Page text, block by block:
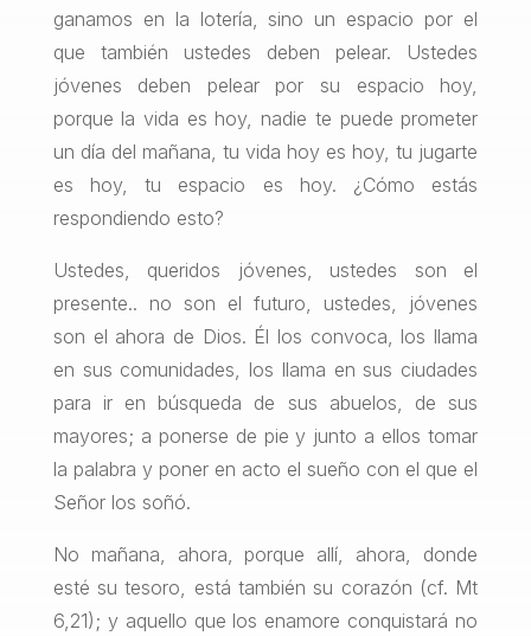
ganamos en la lotería, sino un espacio por el
que también ustedes deben pelear. Ustedes
jóvenes deben pelear por su espacio hoy,
porque la vida es hoy, nadie te puede prometer
un día del mañana, tu vida hoy es hoy, tu jugarte
es hoy, tu espacio es hoy. ¿Cómo estás
respondiendo esto?
Ustedes, queridos jóvenes, ustedes son el
presente.. no son el futuro, ustedes, jóvenes
son el ahora de Dios. Él los convoca, los llama
en sus comunidades, los llama en sus ciudades
para ir en búsqueda de sus abuelos, de sus
mayores; a ponerse de pie y junto a ellos tomar
la palabra y poner en acto el sueño con el que el
Señor los soñó.
No mañana, ahora, porque allí, ahora, donde
esté su tesoro, está también su corazón (cf. Mt
6,21); y aquello que los enamore conquistará no